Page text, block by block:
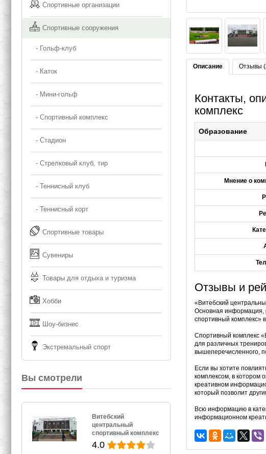
Спортивные организации
Спортивные сооружения
- Гольф-клуб
- Каток
- Мини-гольф
- Спортивный комплекс
- Стадион
- Стрелковый клуб, тир
- Теннисный клуб
- Теннисный корт
Спортивные товары
Сувениры
Товары для отдыха и туризма
Хобби
Шоу-бизнес
Экстремальный спорт
Вы смотрели
Витебский
центральный
спортивный комплекс
4.0
Описание Отзывы
Контакты,
комплекс
Образование
Мнение о
Отзывы и
«Витебский
Основная информация,
спортивный комплекс»
Спортивный комплекс
для различных
вышеперечисленного,
Если вы хотите
комплексом, в котором
креативном
который позволит
Всю информацию в
информационном